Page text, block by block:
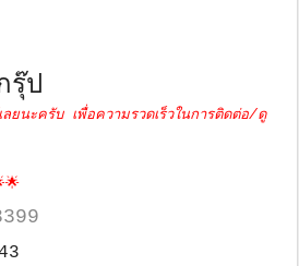
รุ๊ป
ยนะครับ เพื่อความรวดเร็วในการติดต่อ/ดู